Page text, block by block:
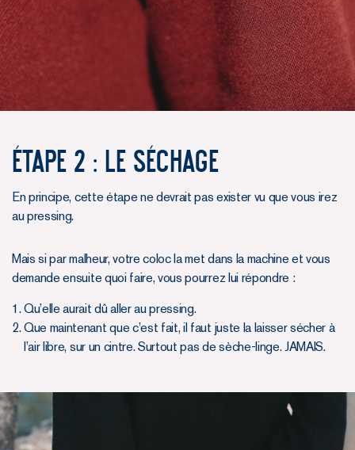
ÉTAPE 2 : LE SÉCHAGE
En principe, cette étape ne devrait pas exister vu que vous irez
au pressing.
Mais si par malheur, votre coloc la met dans la machine et vous
demande ensuite quoi faire, vous pourrez lui répondre :
Qu’elle aurait dû aller au pressing.
Que maintenant que c’est fait, il faut juste la laisser sécher à
l’air libre, sur un cintre. Surtout pas de sèche-linge. JAMAIS.